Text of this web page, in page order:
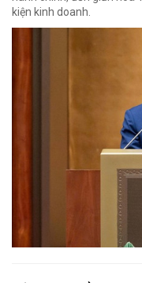
kiện kinh doanh.